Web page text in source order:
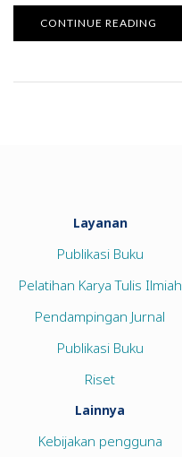
CONTINUE READING
Layanan
Publikasi Buku
Pelatihan Karya Tulis Ilmiah
Pendampingan Jurnal
Publikasi Buku
Riset
Lainnya
Kebijakan pengguna